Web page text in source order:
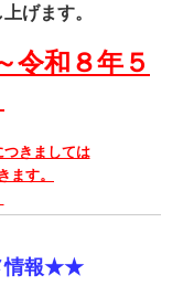
げます。
令和８年５
きましては
ます。
情報★★